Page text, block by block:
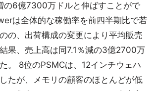
の6億7300万ドルと伸ばすことがで
は全体的な稼働率を前四半期比で若
の、出荷構成の変更により平均販売
果、売上高は同7.1％減の3億2700万
。 8位のPSMCは、12インチウェハ
たが、メモリの顧客のほとんどが低